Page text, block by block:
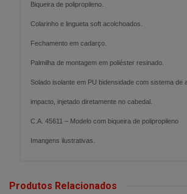
Biqueira de polipropileno.
Colarinho e lingueta soft acolchoados.
Fechamento em cadarço.
Palmilha de montagem em poliéster resinado.
Solado isolante em PU bidensidade com sistema de
impacto, injetado diretamente no cabedal.
C.A. 45611 – Modelo com biqueira de polipropileno
Imangens ilustrativas.
Produtos Relacionados